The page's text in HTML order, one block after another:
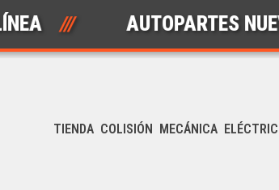
/// AUTOPARTES NUEVAS
TIENDA COLISIÓN MECÁNICA